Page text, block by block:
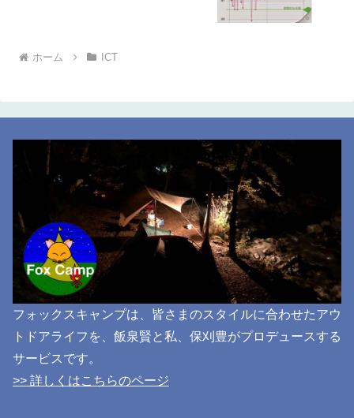
ホーム ICT
フォックスキャンプは、皆さまのスタイルに合わせたアウ
トドアライフを、飯泉賢と私、保刈豊がプロデュースする
サービスです。
>> 詳しくはこちらのページ